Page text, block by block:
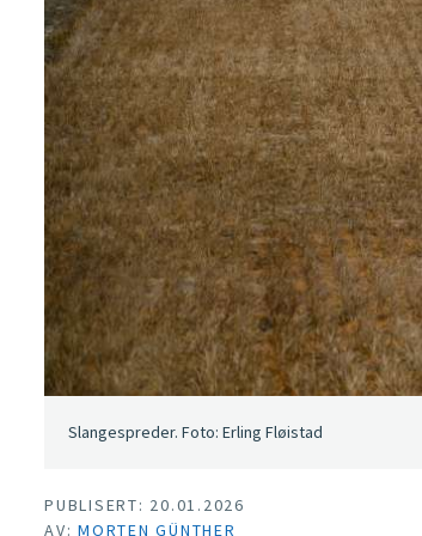
Slangespreder. Foto: Erling Fløistad
PUBLISERT: 20.01.2026
AV: MORTEN GÜNTHER